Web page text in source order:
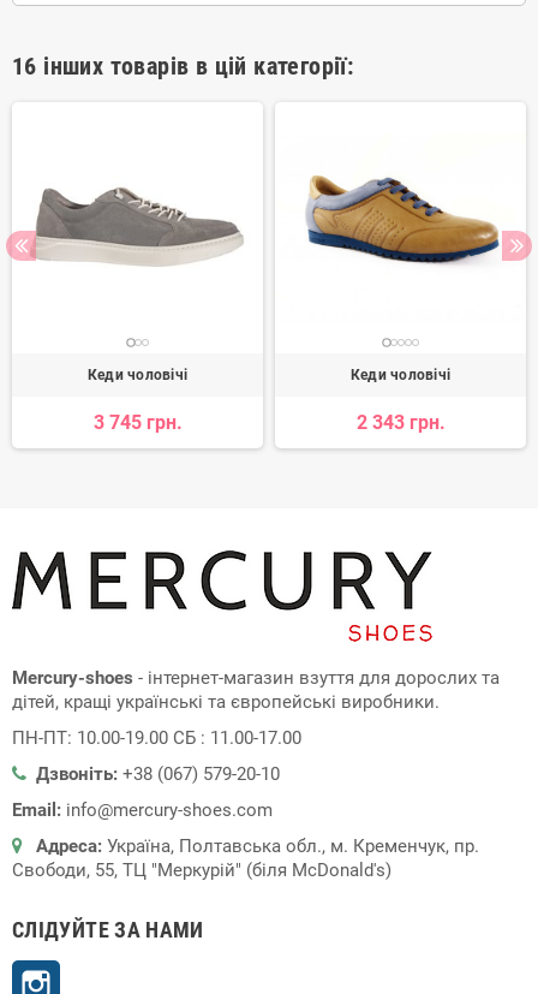
16 інших товарів в цій категорії:
Кеди чоловічі
3 745 грн.
Кеди чоловічі
2 343 грн.
Mercury-shoes - інтернет-магазин взуття для дорослих та
дітей, кращі українські та європейські виробники.
ПН-ПТ: 10.00-19.00 СБ : 11.00-17.00
Дзвоніть: +38 (067) 579-20-10
Email: info@mercury-shoes.com
Адреса: Україна, Полтавська обл., м. Кременчук, пр.
Свободи, 55, ТЦ "Меркурій" (біля McDonald's)
СЛІДУЙТЕ ЗА НАМИ